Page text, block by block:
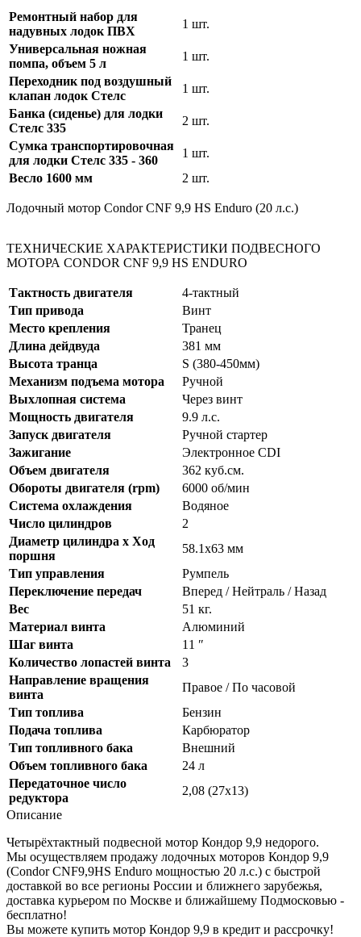
Ремонтный набор для
надувных лодок ПВХ
1 шт.
Универсальная ножная
помпа, объем 5 л
1 шт.
Переходник под воздушный
клапан лодок Стелс
1 шт.
Банка (сиденье) для лодки
Стелс 335
2 шт.
Сумка транспортировочная
для лодки Стелс 335 - 360
1 шт.
Весло 1600 мм
2 шт.
Лодочный мотор Condor CNF 9,9 HS Enduro (20 л.с.)
ТЕХНИЧЕСКИЕ ХАРАКТЕРИСТИКИ ПОДВЕСНОГО
МОТОРА CONDOR CNF 9,9 HS ENDURO
Тактность двигателя
4-тактный
Тип привода
Винт
Место крепления
Транец
Длина дейдвуда
381 мм
Высота транца
S (380-450мм)
Механизм подъема мотора
Ручной
Выхлопная система
Через винт
Мощность двигателя
9.9 л.с.
Запуск двигателя
Ручной стартер
Зажигание
Электронное CDI
Объем двигателя
362 куб.см.
Обороты двигателя (rpm)
6000 об/мин
Система охлаждения
Водяное
Число цилиндров
2
Диаметр цилиндра x Ход
поршня
58.1х63 мм
Тип управления
Румпель
Переключение передач
Вперед / Нейтраль / Назад
Вес
51 кг.
Материал винта
Алюминий
Шаг винта
11 ″
Количество лопастей винта
3
Направление вращения
винта
Правое / По часовой
Тип топлива
Бензин
Подача топлива
Карбюратор
Тип топливного бака
Внешний
Объем топливного бака
24 л
Передаточное число
редуктора
2,08 (27х13)
Описание
Четырёхтактный подвесной мотор Кондор 9,9 недорого.
Мы осуществляем продажу лодочных моторов Кондор 9,9
(Condor CNF9,9HS Enduro мощностью 20 л.с.) с быстрой
доставкой во все регионы России и ближнего зарубежья,
доставка курьером по Москве и ближайшему Подмосковью -
бесплатно!
Вы можете купить мотор Кондор 9,9 в кредит и рассрочку!